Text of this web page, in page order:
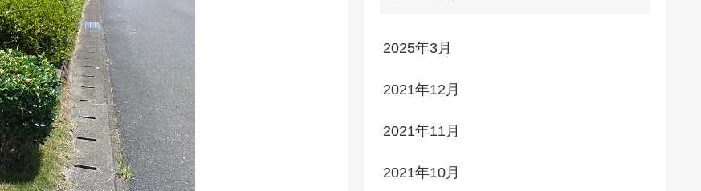
2025年3月
2021年12月
2021年11月
2021年10月